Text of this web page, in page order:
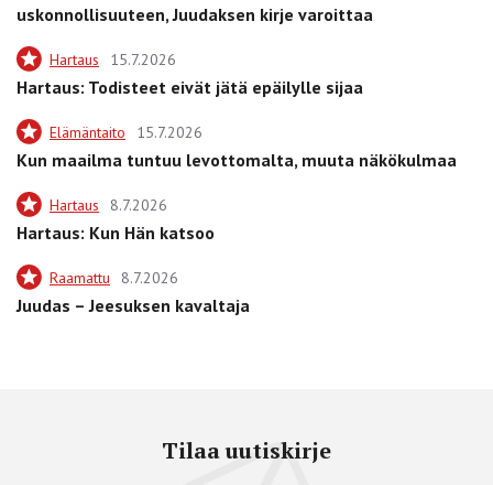
uskonnollisuuteen, Juudaksen kirje varoittaa
Hartaus 15.7.2026
Hartaus: Todisteet eivät jätä epäilylle sijaa
Elämäntaito 15.7.2026
Kun maailma tuntuu levottomalta, muuta näkökulmaa
Hartaus 8.7.2026
Hartaus: Kun Hän katsoo
Raamattu 8.7.2026
Juudas – Jeesuksen kavaltaja
Tilaa uutiskirje